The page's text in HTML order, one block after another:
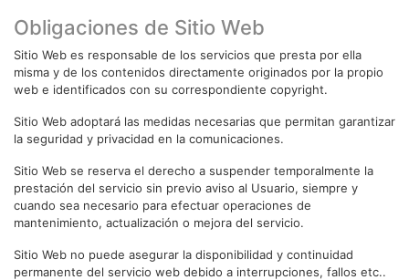
Obligaciones de Sitio Web
Sitio Web es responsable de los servicios que presta por ella
misma y de los contenidos directamente originados por la propio
web e identificados con su correspondiente copyright.
Sitio Web adoptará las medidas necesarias que permitan garantizar
la seguridad y privacidad en la comunicaciones.
Sitio Web se reserva el derecho a suspender temporalmente la
prestación del servicio sin previo aviso al Usuario, siempre y
cuando sea necesario para efectuar operaciones de
mantenimiento, actualización o mejora del servicio.
Sitio Web no puede asegurar la disponibilidad y continuidad
permanente del servicio web debido a interrupciones, fallos etc..